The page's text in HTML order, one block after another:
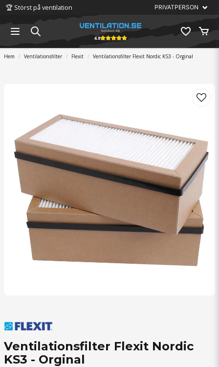
🏆 Störst på ventilation
4.8
Hem Ventilationsfilter Flexit Ventilationsfilter Flexit Nordic KS3 - Orginal
Ventilationsfilter Flexit Nordic
KS3 - Orginal